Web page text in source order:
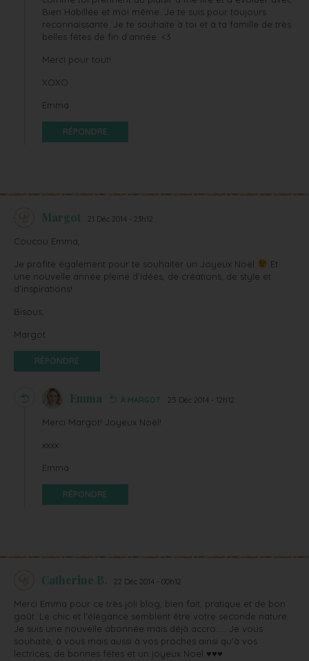
Bien Habillée et moi même. Je te suis pour toujours
reconnaissante. Je te souhaite à toi et à ta famille de très
belles fêtes de fin d’année. <3
Merci pour tout!
XOXO
Emma
RÉPONDRE
Margot 21 Déc 2014 - 23h12
Coucou Emma,
Je profite également pour te souhaiter un Joyeux Noël
Et
une nouvelle année pleine d’idées, de créations, de style et
d’inspirations!
Bisous,
Margot
RÉPONDRE
Emma À MARGOT 25 Déc 2014 - 12h12
Merci Margot! Joyeux Noël!
xxxx
Emma
RÉPONDRE
Catherine B. 22 Déc 2014 - 00h12
Merci Emma pour ce très joli blog, bien fait, pratique et de bon
goût. Le chic et l’élégance semblent être votre seconde nature.
Je suis une nouvelle abonnée mais déjà accro….. Je vous
souhaite, à vous mais aussi à vos proches ainsi qu’à vos
lectrices, de bonnes fêtes et un joyeux Noel ♥♥♥